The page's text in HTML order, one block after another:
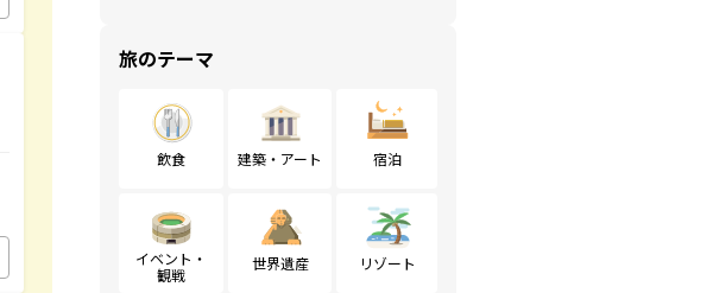
旅のテーマ
飲食 建築・アート 宿泊
イベント・
観戦
世界遺産 リゾート